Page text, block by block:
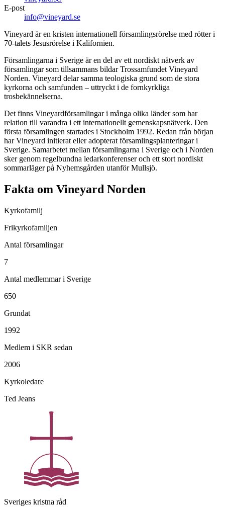
E-post
info@vineyard.se
Vineyard är en kristen internationell församlingsrörelse med rötter i
70-talets Jesusrörelse i Kalifornien.
Församlingarna i Sverige är en del av ett nordiskt nätverk av
församlingar som tillsammans bildar Trossamfundet Vineyard
Norden. Vineyard delar samma teologiska grund som de stora
kyrkorna och samfunden – uttryckt i de fornkyrkliga
trosbekännelserna.
Det finns Vineyardförsamlingar i många olika länder som har
relation till varandra i ett internationellt gemenskapsnätverk. Den
första församlingen startades i Stockholm 1992. Redan från början
har Vineyard initierat eller adopterat församlingsplanteringar i
Sverige. Samarbetet mellan församlingarna i Sverige och i Norden
sker genom regelbundna ledarkonferenser och ett stort nordiskt
sommarläger på Nyhemsgården utanför Mullsjö.
Fakta om Vineyard Norden
Kyrkofamilj
Frikyrkofamiljen
Antal församlingar
7
Antal medlemmar i Sverige
650
Grundat
1992
Medlem i SKR sedan
2006
Kyrkoledare
Ted Jeans
Sveriges kristna råd